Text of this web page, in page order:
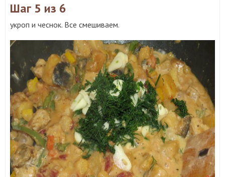
Шаг 5 из 6
укроп и чеснок. Все смешиваем.